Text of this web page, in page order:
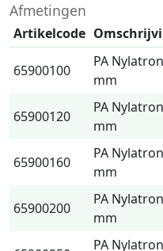
Afmetingen
Artikelcode
65900100
PA
mm
65900120
PA
mm
65900160
PA
mm
65900200
PA
mm
PA